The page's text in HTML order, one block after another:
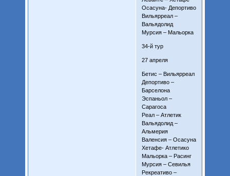
Осасуна- Депортиво
Вильярреал –
Вальядолид
Мурсия – Мальорка
34-й тур
27 апреля
Бетис – Вильярреал
Депортиво –
Барселона
Эспаньол –
Сарагоса
Реал – Атлетик
Вальядолид –
Альмерия
Валенсия – Осасуна
Хетафе- Атлетико
Мальорка – Расинг
Мурсия – Севилья
Рекреативо –